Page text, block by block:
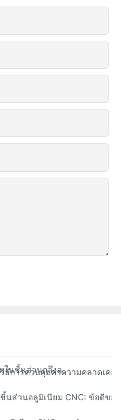
ในชิ้นส่วนกลึงละเอียด: การออ
วิธีการควบคุมค่าความคลาดเคลื่
หรับตลาดเฉพาะกลุ่ม
ชิ้นส่วนอลูมิเนียม CNC: ข้อดีขอ